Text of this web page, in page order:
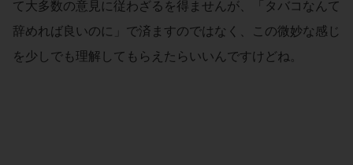
て大多数の意見に従わざるを得ませんが、「タバコなんて
辞めれば良いのに」で済ますのではなく、この微妙な感じ
を少しでも理解してもらえたらいいんですけどね。